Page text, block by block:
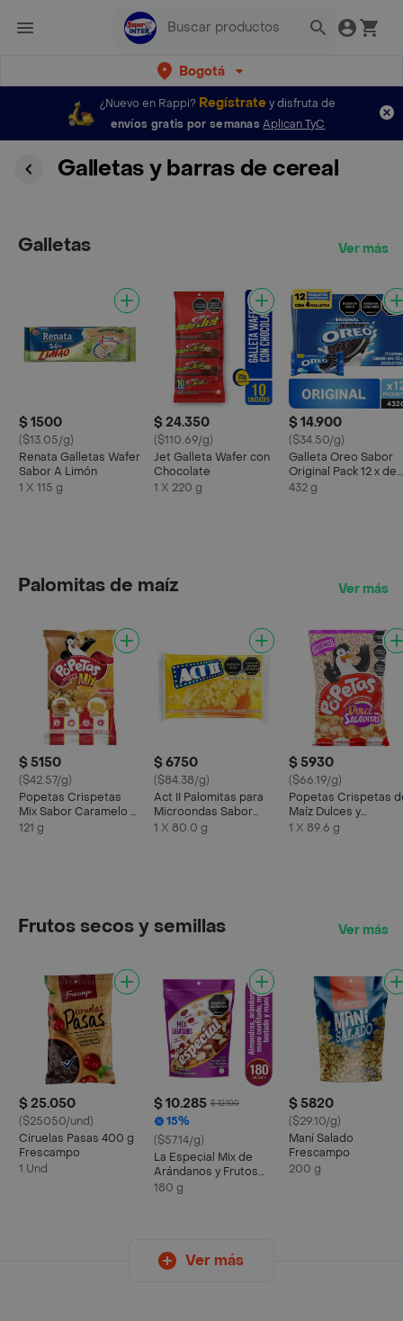
Bogotá
¿Nuevo en Rappi? Regístratey disfruta de
envíos gratis por semanas Aplican TyC
Galletas y barras de cereal
Galletas Ver más
$ 1500
($13.05/g)
Renata Galletas Wafer
Sabor A Limón
1 X 115 g
$ 24.350
($110.69/g)
Jet Galleta Wafer con
Chocolate
1 X 220 g
$ 14.900
($34.50/g)
Galleta Oreo Sabor
Original Pack 12 x de
36 g c/u
432 g
Palomitas de maíz Ver más
$ 5150
($42.57/g)
Popetas Crispetas
Mix Sabor Caramelo y
Queso
121 g
$ 6750
($84.38/g)
Act II Palomitas para
Microondas Sabor
Mantequilla Extra
1 X 80.0 g
$ 5930
($66.19/g)
Popetas Crispetas
Maíz Dulces y
Saladitas
1 X 89.6 g
Frutos secos y semillas Ver más
$ 25.050
($25050/und)
Ciruelas Pasas 400 g
Frescampo
1 Und
$ 10.285 $ 12.100
15%
($57.14/g)
La Especial Mix de
Arándanos y Frutos
Secos
180 g
$ 5820
($29.10/g)
Maní Salado
Frescampo
200 g
Ver más